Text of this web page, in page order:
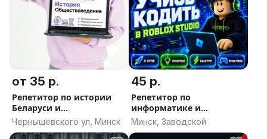
от 35 р.
Репетитор по истории
Беларуси и
Обществоведению
Чернышевского ул, Минск
45 р.
Репетитор по
информатике и
программированию
Минск, Заводской